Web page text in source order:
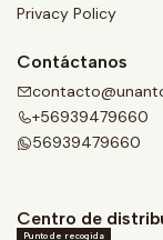
Privacy Policy
Contáctanos
+56939479660
56939479660
Centro de
Punto de recogida